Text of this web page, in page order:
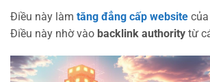
Điều này làm tăng đẳng cấp website
Điều này nhờ vào backlink authority từ